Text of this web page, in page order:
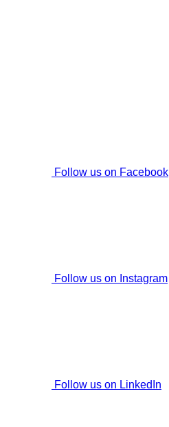
Follow us on Facebook
Follow us on Instagram
Follow us on LinkedIn